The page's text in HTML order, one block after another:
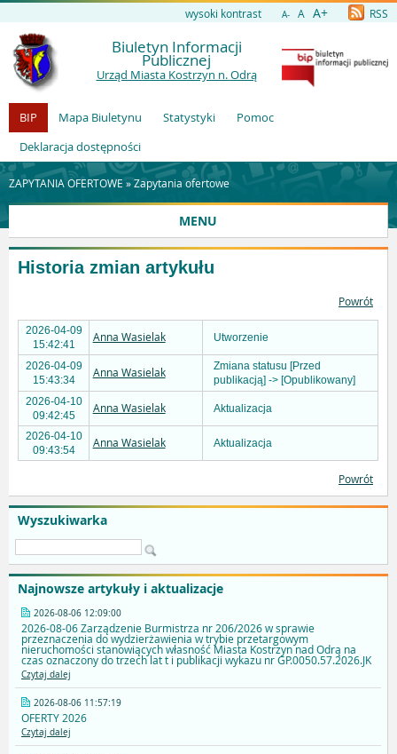
wysoki kontrast A- A A+ RSS
Biuletyn Informacji
Publicznej
Urząd Miasta Kostrzyn n. Odrą
BIP Mapa Biuletynu Statystyki
Pomoc
Deklaracja dostępności
ZAPYTANIA OFERTOWE »Zapytania ofertowe
MENU
Wyszukiwarka
Najnowsze artykuły i aktualizacje
2026-08-06 12:09:00
2026-08-06 Zarządzenie Burmistrza nr 206/2026 w sprawie
przeznaczenia do wydzierżawienia w trybie przetargowym
nieruchomości stanowiących własność Miasta Kostrzyn nad Odrą na
czas oznaczony do trzech lat t i publikacji wykazu nr GP.0050.57.2026.JK
Czytaj dalej
2026-08-06 11:57:19
OFERTY 2026
Czytaj dalej
Historia zmian artykułu
Powrót
2026-04-09
15:42:41
Anna Wasielak Utworzenie
2026-04-09
15:43:34
Anna Wasielak
Zmiana statusu [Przed
publikacją] -> [Opublikowany]
2026-04-10
09:42:45
Anna Wasielak Aktualizacja
2026-04-10
09:43:54
Anna Wasielak Aktualizacja
Powrót